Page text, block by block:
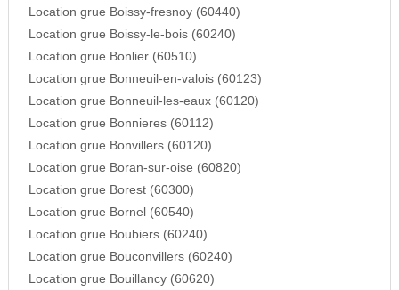
Location grue Boissy-fresnoy (60440)
Location grue Boissy-le-bois (60240)
Location grue Bonlier (60510)
Location grue Bonneuil-en-valois (60123)
Location grue Bonneuil-les-eaux (60120)
Location grue Bonnieres (60112)
Location grue Bonvillers (60120)
Location grue Boran-sur-oise (60820)
Location grue Borest (60300)
Location grue Bornel (60540)
Location grue Boubiers (60240)
Location grue Bouconvillers (60240)
Location grue Bouillancy (60620)